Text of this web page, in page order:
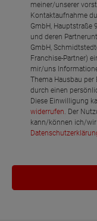
meiner/unserer
Kontaktaufnahme
GmbH, Hauptstraße
und deren
GmbH,
Franchise-Partner)
mir/uns
Thema Hausbau per
durch einen
Diese Einwilligung
widerrufen. Der
kann/können ich/wir